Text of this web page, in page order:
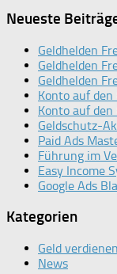
Neueste
Geldhelden
Geldhelden
Geldhelden
Konto auf
Konto auf
Geldschutz-
Paid Ads
Führung im
Easy Income
Google Ads
Kategorien
Geld verdienen
News